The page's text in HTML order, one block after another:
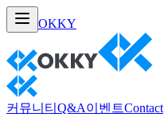
OKKY
커뮤니티 Q&A이벤트Contact